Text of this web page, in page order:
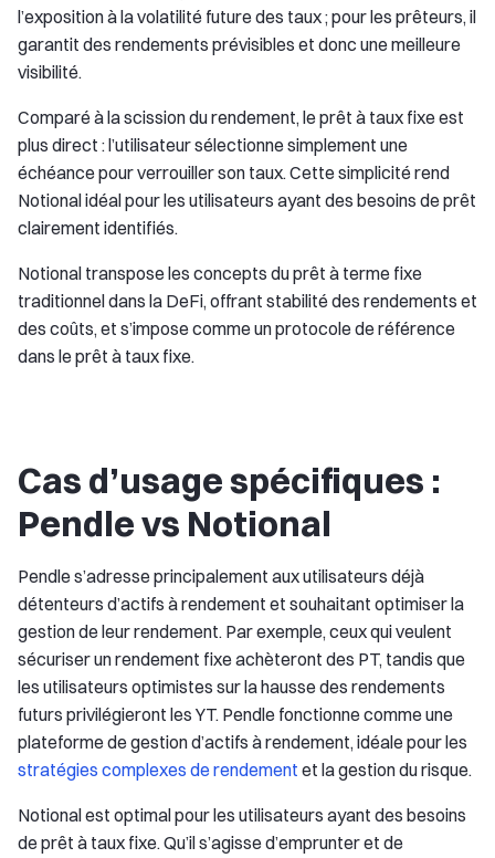
l’exposition à la volatilité future des taux ; pour les prêteurs, il
garantit des rendements prévisibles et donc une meilleure
visibilité.
Comparé à la scission du rendement, le prêt à taux fixe est
plus direct : l’utilisateur sélectionne simplement une
échéance pour verrouiller son taux. Cette simplicité rend
Notional idéal pour les utilisateurs ayant des besoins de prêt
clairement identifiés.
Notional transpose les concepts du prêt à terme fixe
traditionnel dans la DeFi, offrant stabilité des rendements et
des coûts, et s’impose comme un protocole de référence
dans le prêt à taux fixe.
Cas d’usage spécifiques :
Pendle vs Notional
Pendle s’adresse principalement aux utilisateurs déjà
détenteurs d’actifs à rendement et souhaitant optimiser la
gestion de leur rendement. Par exemple, ceux qui veulent
sécuriser un rendement fixe achèteront des PT, tandis que
les utilisateurs optimistes sur la hausse des rendements
futurs privilégieront les YT. Pendle fonctionne comme une
plateforme de gestion d’actifs à rendement, idéale pour les
stratégies complexes de rendement et la gestion du risque.
Notional est optimal pour les utilisateurs ayant des besoins
de prêt à taux fixe. Qu’il s’agisse d’emprunter et de